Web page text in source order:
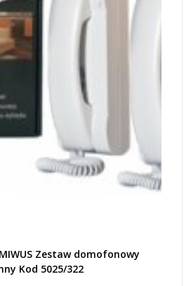
Zestaw domofonowy
Kod 5025/322